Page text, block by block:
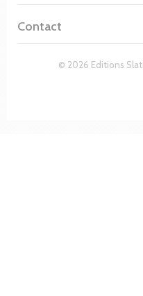
© 2026 Editions
Contact